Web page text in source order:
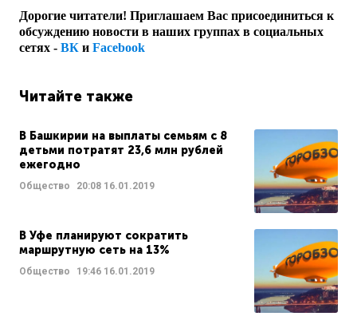
Дорогие читатели! Приглашаем Вас присоединиться к
обсуждению новости в наших группах в социальных
сетях - ВК и Facebook
Читайте также
В Башкирии на выплаты семьям с 8
детьми потратят 23,6 млн рублей
ежегодно
Общество 20:08 16.01.2019
В Уфе планируют сократить
маршрутную сеть на 13%
Общество 19:46 16.01.2019